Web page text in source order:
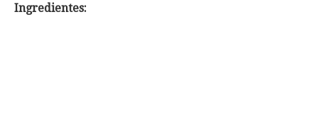
Ingredientes: